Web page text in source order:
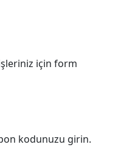
için form
kodunuzu girin.